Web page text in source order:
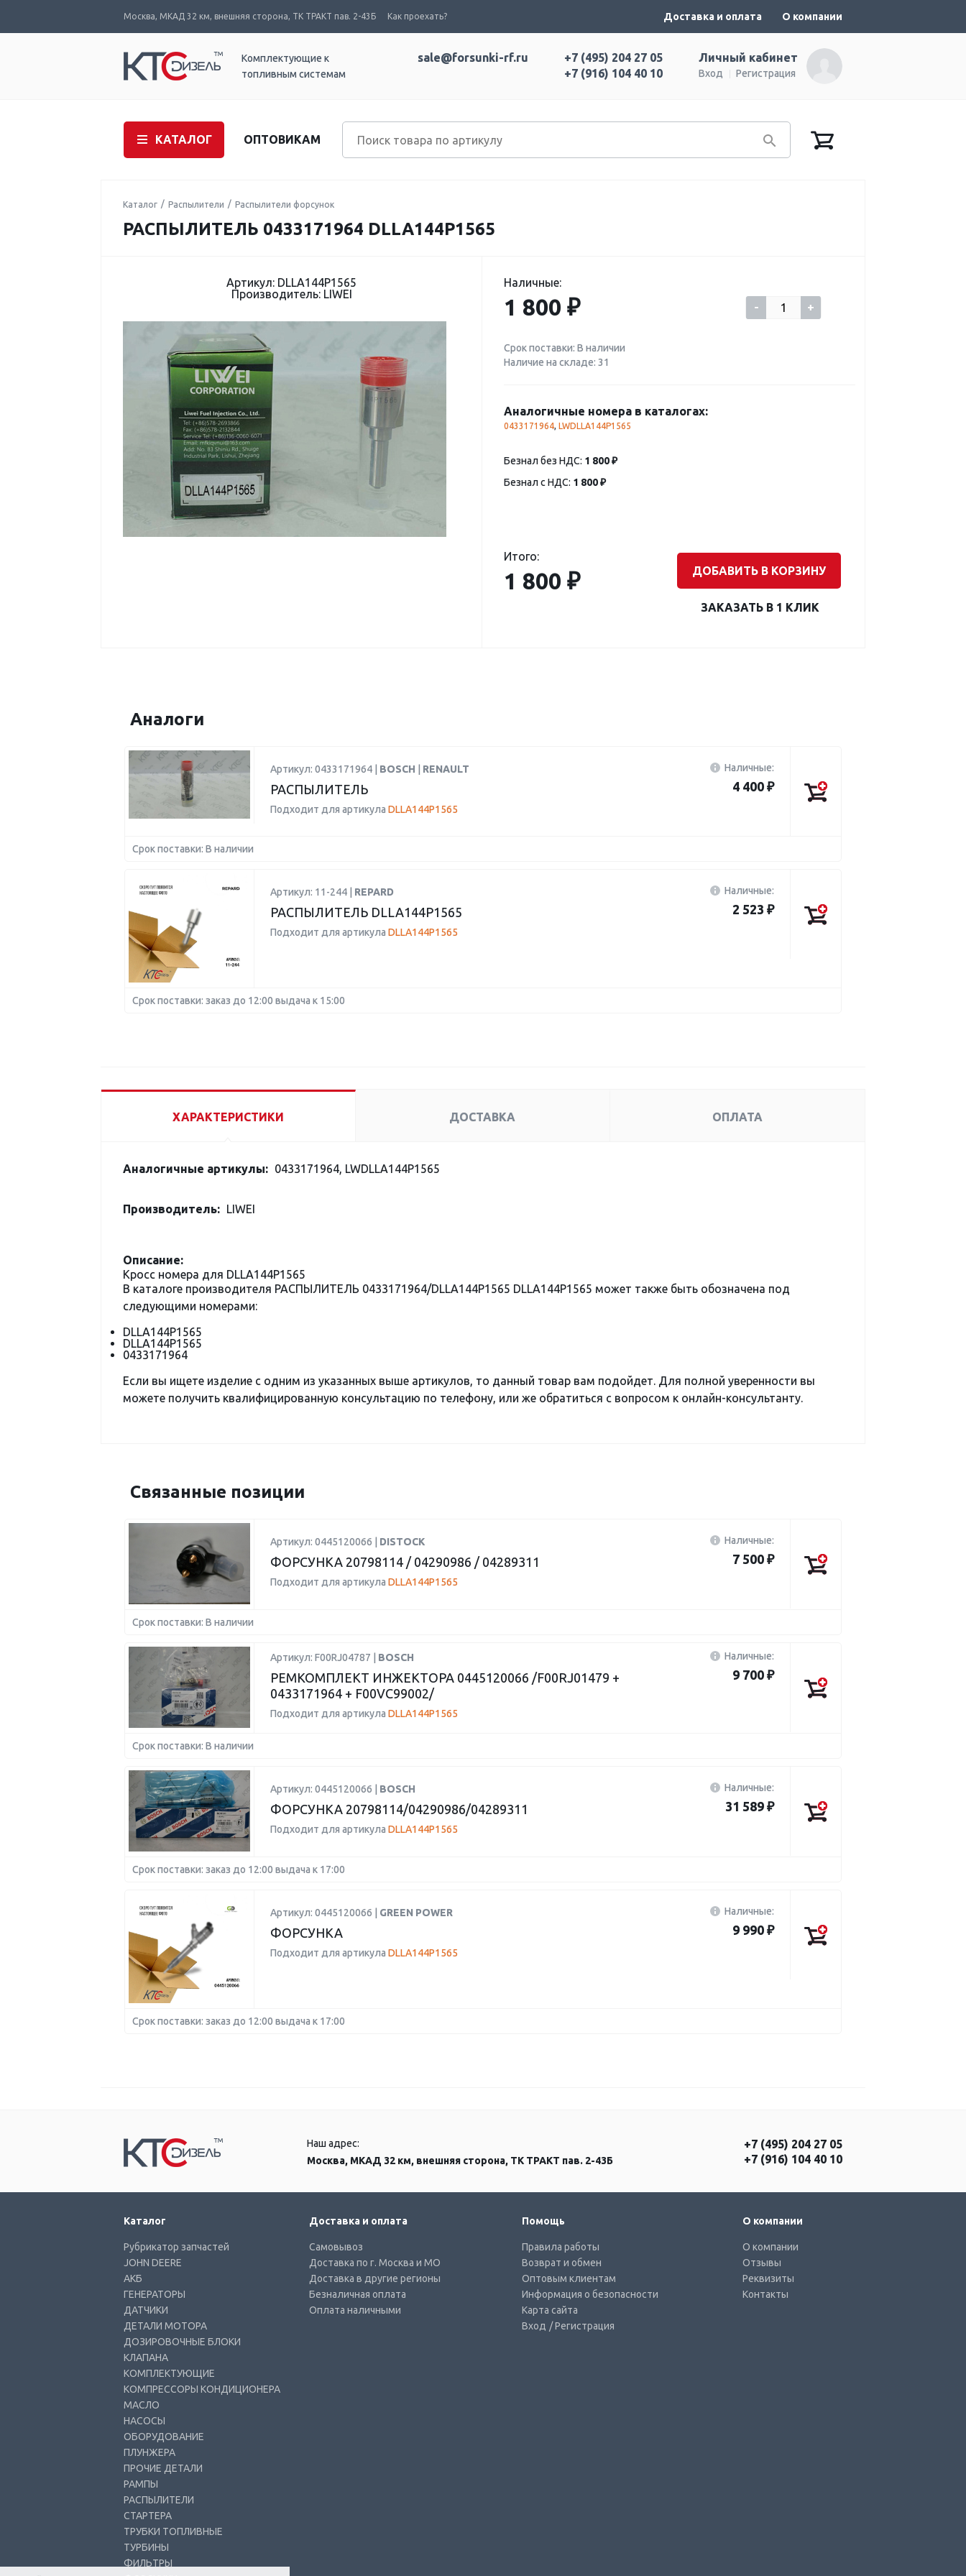
Москва, МКАД 32 км, внешняя сторона, ТК ТРАКТ пав. 2-43Б Как проехать? Доставка и оплата О компании
Комплектующие к
топливным системам
Личный кабинет
Вход Регистрация
+7 (495) 204 27 05
+7 (916) 104 40 10
sale@forsunki-rf.ru
КАТАЛОГ ОПТОВИКАМ
Каталог Распылители Распылители форсунок
РАСПЫЛИТЕЛЬ 0433171964 DLLA144P1565
Артикул: DLLA144P1565
Производитель: LIWEI
Наличные:
1 800 ₽ - +
Срок поставки: В наличии
Наличие на складе: 31
Аналогичные номера в каталогах:
0433171964, LWDLLA144P1565
Безнал без НДС: 1 800 ₽
Безнал с НДС: 1 800 ₽
Итого:
1 800 ₽ ДОБАВИТЬ В КОРЗИНУ
ЗАКАЗАТЬ В 1 КЛИК
Аналоги
Артикул: 0433171964 | BOSCH RENAULT
РАСПЫЛИТЕЛЬ
Подходит для артикула DLLA144P1565
Наличные:
4 400 ₽
Срок поставки: В наличии
Артикул: 11-244 | REPARD
РАСПЫЛИТЕЛЬ DLLA144P1565
Подходит для артикула DLLA144P1565
Наличные:
2 523 ₽
Срок поставки: заказ до 12:00 выдача к 15:00
ХАРАКТЕРИСТИКИ ДОСТАВКА ОПЛАТА
Аналогичные артикулы: 0433171964, LWDLLA144P1565
Производитель: LIWEI
Описание:
Кросс номера для DLLA144P1565
В каталоге производителя РАСПЫЛИТЕЛЬ 0433171964/DLLA144P1565 DLLA144P1565 может также быть обозначена под
следующими номерами:
DLLA144P1565
DLLA144P1565
0433171964
Если вы ищете изделие с одним из указанных выше артикулов, то данный товар вам подойдет. Для полной уверенности вы
можете получить квалифицированную консультацию по телефону, или же обратиться с вопросом к онлайн-консультанту.
Связанные позиции
Артикул: 0445120066 | DISTOCK
ФОРСУНКА 20798114 / 04290986 / 04289311
Подходит для артикула DLLA144P1565
Наличные:
7 500 ₽
Срок поставки: В наличии
Артикул: F00RJ04787 | BOSCH
РЕМКОМПЛЕКТ ИНЖЕКТОРА 0445120066 /F00RJ01479 +
0433171964 + F00VC99002/
Подходит для артикула DLLA144P1565
Наличные:
9 700 ₽
Срок поставки: В наличии
Артикул: 0445120066 | BOSCH
ФОРСУНКА 20798114/04290986/04289311
Подходит для артикула DLLA144P1565
Наличные:
31 589 ₽
Срок поставки: заказ до 12:00 выдача к 17:00
Артикул: 0445120066 | GREEN POWER
ФОРСУНКА
Подходит для артикула DLLA144P1565
Наличные:
9 990 ₽
Срок поставки: заказ до 12:00 выдача к 17:00
Наш адрес:
Москва, МКАД 32 км, внешняя сторона, ТК ТРАКТ пав. 2-43Б
+7 (495) 204 27 05
+7 (916) 104 40 10
Каталог
Рубрикатор запчастей
JOHN DEERE
АКБ
ГЕНЕРАТОРЫ
ДАТЧИКИ
ДЕТАЛИ МОТОРА
ДОЗИРОВОЧНЫЕ БЛОКИ
КЛАПАНА
КОМПЛЕКТУЮЩИЕ
КОМПРЕССОРЫ КОНДИЦИОНЕРА
МАСЛО
НАСОСЫ
ОБОРУДОВАНИЕ
ПЛУНЖЕРА
ПРОЧИЕ ДЕТАЛИ
РАМПЫ
РАСПЫЛИТЕЛИ
СТАРТЕРА
ТРУБКИ ТОПЛИВНЫЕ
ТУРБИНЫ
ФИЛЬТРЫ
Доставка и оплата
Самовывоз
Доставка по г. Москва и МО
Доставка в другие регионы
Безналичная оплата
Оплата наличными
Помощь
Правила работы
Возврат и обмен
Оптовым клиентам
Информация о безопасности
Карта сайта
Вход / Регистрация
О компании
О компании
Отзывы
Реквизиты
Контакты